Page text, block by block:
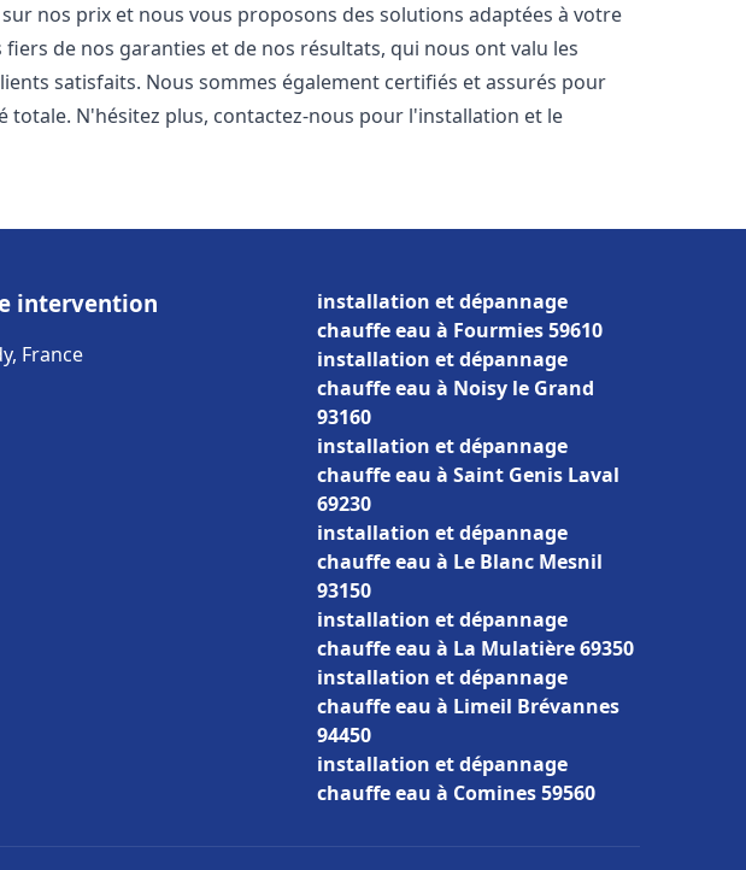
nos prix et nous vous proposons des solutions adaptées à votre
de nos garanties et de nos résultats, qui nous ont valu les
satisfaits. Nous sommes également certifiés et assurés pour
totale. N'hésitez plus, contactez-nous pour l'installation et le
intervention
France
installation et dépannage
chauffe eau à Fourmies 59610
installation et dépannage
chauffe eau à Noisy le Grand
93160
installation et dépannage
chauffe eau à Saint Genis Laval
69230
installation et dépannage
chauffe eau à Le Blanc Mesnil
93150
installation et dépannage
chauffe eau à La Mulatière 69350
installation et dépannage
chauffe eau à Limeil Brévannes
94450
installation et dépannage
chauffe eau à Comines 59560